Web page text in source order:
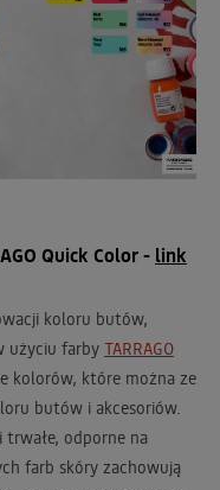
Quick Color - link
koloru butów,
użyciu farby TARRAGO
kolorów, które można ze
butów i akcesoriów.
odporne na
farb skóry zachowują